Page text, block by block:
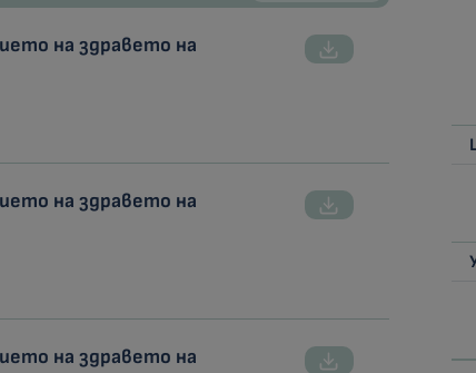
на здравето на
на здравето на
на здравето на